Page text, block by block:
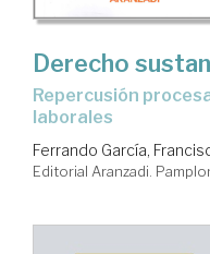
Derecho
Repercusión procesal de las reformas sustantivas
laborales
Ferrando García,
Editorial Aranzadi.